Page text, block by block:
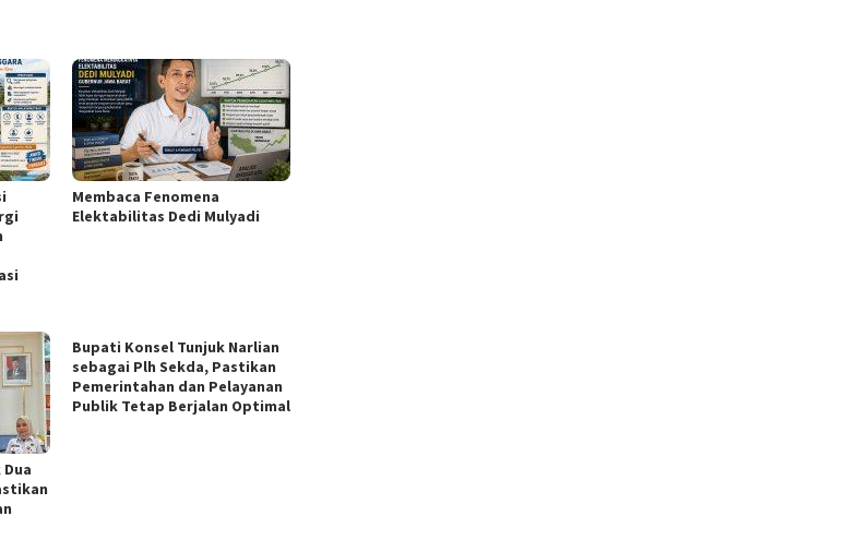
Membaca Fenomena
Elektabilitas Dedi Mulyadi
Bupati Konsel Tunjuk Narlian
sebagai Plh Sekda, Pastikan
Pemerintahan dan Pelayanan
Publik Tetap Berjalan Optimal